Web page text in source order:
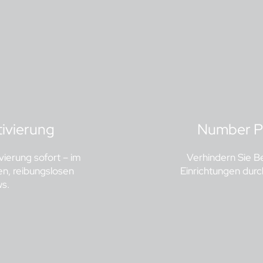
sofort – im
reibungslosen
Number
Verhindern Sie
Einrichtungen